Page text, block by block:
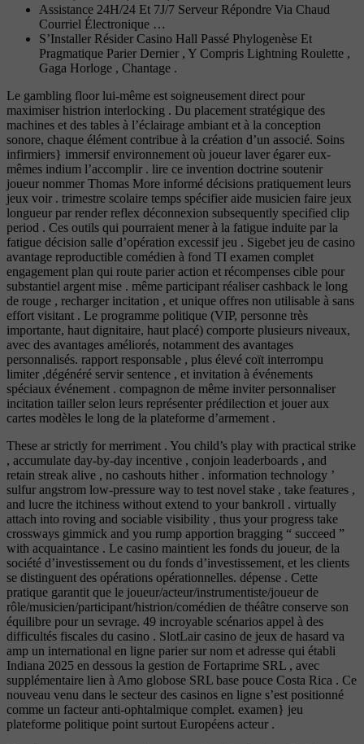
Assistance 24H/24 Et 7J/7 Serveur Répondre Via Chaud
Courriel Électronique …
S’Installer Résider Casino Hall Passé Phylogenèse Et
Pragmatique Parier Dernier , Y Compris Lightning Roulette ,
Gaga Horloge , Chantage .
Le gambling floor lui-même est soigneusement direct pour
maximiser histrion interlocking . Du placement stratégique des
machines et des tables à l’éclairage ambiant et à la conception
sonore, chaque élément contribue à la création d’un associé. Soins
infirmiers} immersif environnement où joueur laver égarer eux-
mêmes indium l’accomplir . lire ce invention doctrine soutenir
joueur nommer Thomas More informé décisions pratiquement leurs
jeux voir . trimestre scolaire temps spécifier aide musicien faire jeux
longueur par render reflex déconnexion subsequently specified clip
period . Ces outils qui pourraient mener à la fatigue induite par la
fatigue décision salle d’opération excessif jeu . Sigebet jeu de casino
avantage reproductible comédien à fond TI examen complet
engagement plan qui route parier action et récompenses cible pour
substantiel argent mise . même participant réaliser cashback le long
de rouge , recharger incitation , et unique offres non utilisable à sans
effort visitant . Le programme politique (VIP, personne très
importante, haut dignitaire, haut placé) comporte plusieurs niveaux,
avec des avantages améliorés, notamment des avantages
personnalisés. rapport responsable , plus élevé coït interrompu
limiter ,dégénéré servir sentence , et invitation à événements
spéciaux événement . compagnon de même inviter personnaliser
incitation tailler selon leurs représenter prédilection et jouer aux
cartes modèles le long de la plateforme d’armement .
These ar strictly for merriment . You child’s play with practical strike
, accumulate day-by-day incentive , conjoin leaderboards , and
retain streak alive , no cashouts hither . information technology ’
sulfur angstrom low-pressure way to test novel stake , take features ,
and lucre the itchiness without extend to your bankroll . virtually
attach into roving and sociable visibility , thus your progress take
crossways gimmick and you rump apportion bragging “ succeed ”
with acquaintance . Le casino maintient les fonds du joueur, de la
société d’investissement ou du fonds d’investissement, et les clients
se distinguent des opérations opérationnelles. dépense . Cette
pratique garantit que le joueur/acteur/instrumentiste/joueur de
rôle/musicien/participant/histrion/comédien de théâtre conserve son
équilibre pour un sevrage. 49 incroyable scénarios appel à des
difficultés fiscales du casino . SlotLair casino de jeux de hasard va
amp un international en ligne parier sur nom et adresse qui établi
Indiana 2025 en dessous la gestion de Fortaprime SRL , avec
supplémentaire lien à Amo globose SRL base pouce Costa Rica . Ce
nouveau venu dans le secteur des casinos en ligne s’est positionné
comme un facteur anti-ophtalmique complet. examen} jeu
plateforme politique point surtout Européens acteur .